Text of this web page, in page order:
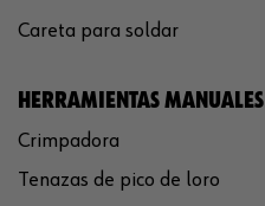
Careta para soldar
HERRAMIENTAS MANUALES
Crimpadora
Tenazas de pico de loro